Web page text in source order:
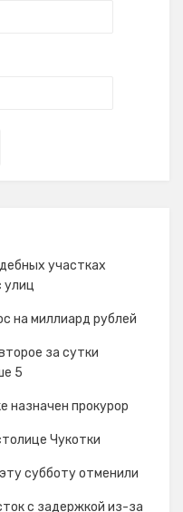
участках
улиц
на миллиард рублей
за сутки
5
назначен прокурор
Чукотки
субботу отменили
с задержкой из-за